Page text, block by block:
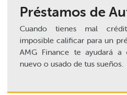
Préstamos de
Cuando tienes mal
imposible calificar para un
AMG Finance te ayudará
nuevo o usado de tus sueños.